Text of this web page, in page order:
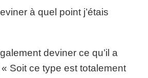
à quel point j’étais
deviner ce qu’il a
Soit ce type est totalement